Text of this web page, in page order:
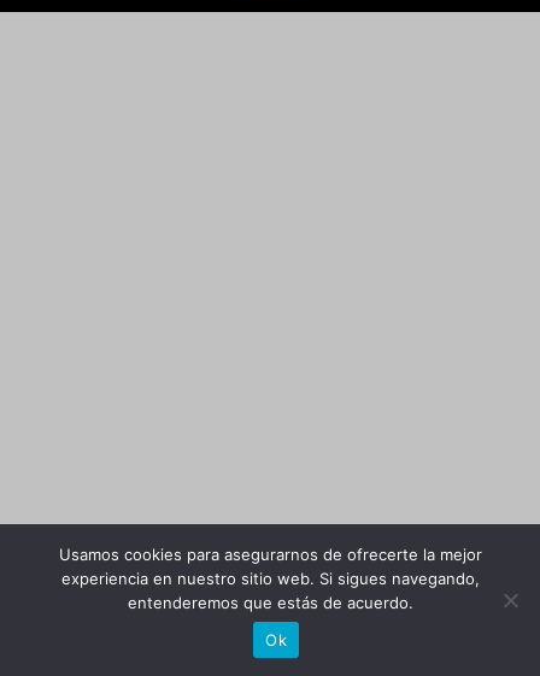
Usamos cookies para asegurarnos de ofrecerte la mejor
experiencia en nuestro sitio web. Si sigues navegando,
entenderemos que estás de acuerdo.
Ok